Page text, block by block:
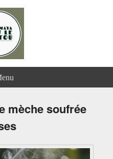
Cantou
mèche soufrée